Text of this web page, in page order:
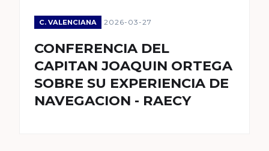
C. VALENCIANA 2026-03-27
CONFERENCIA DEL
CAPITAN JOAQUIN ORTEGA
SOBRE SU EXPERIENCIA DE
NAVEGACION - RAECY